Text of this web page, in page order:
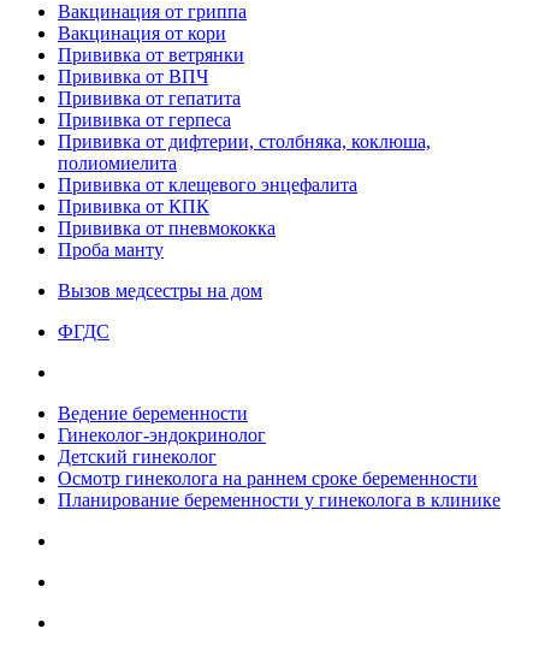
Вакцинация от гриппа
Вакцинация от кори
Прививка от ветрянки
Прививка от ВПЧ
Прививка от гепатита
Прививка от герпеса
Прививка от дифтерии, столбняка, коклюша,
полиомиелита
Прививка от клещевого энцефалита
Прививка от КПК
Прививка от пневмококка
Проба манту
Вызов медсестры на дом
ФГДС
Ведение беременности
Гинеколог-эндокринолог
Детский гинеколог
Осмотр гинеколога на раннем сроке беременности
Планирование беременности у гинеколога в клинике